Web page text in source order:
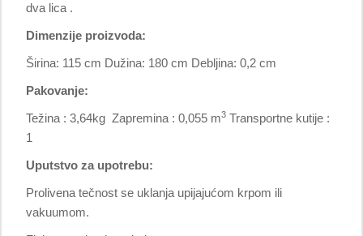
dva lica .
Dimenzije proizvoda:
Širina: 115 cm Dužina: 180 cm Debljina: 0,2 cm
Pakovanje:
Težina : 3,64kg Zapremina : 0,055 m3 Transportne kutije :
1
Uputstvo za upotrebu:
Prolivena tečnost se uklanja upijajućom krpom ili
vakuumom.